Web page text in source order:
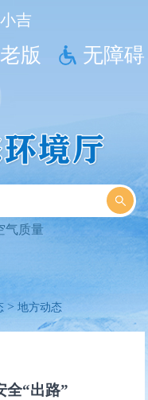
吉
版 无障碍
气质量
>地方动态
全“出路”